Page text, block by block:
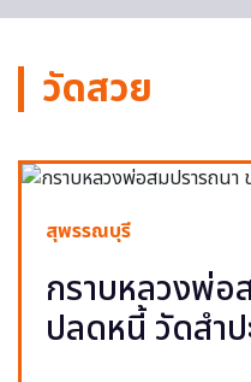
วัดสวย
สุพรรณบุรี
กราบหลวงพ่อ
ปลดหนี้ วัดสำ